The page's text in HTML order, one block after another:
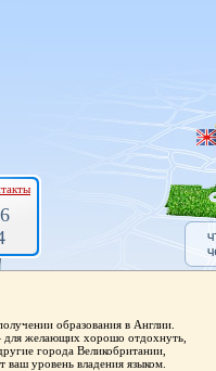
образования в Англии.
желающих хорошо отдохнуть,
города Великобритании,
ваш уровень владения языком.